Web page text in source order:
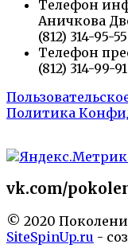
Телефон
Аничкова
(812) 314-95-55
Телефон
(812) 314-99-91
Политика
vk.com/
© 2020
SiteSpinUp.ru -